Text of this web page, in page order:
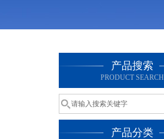
产品搜索
PRODUCT SEARCH
产品分类